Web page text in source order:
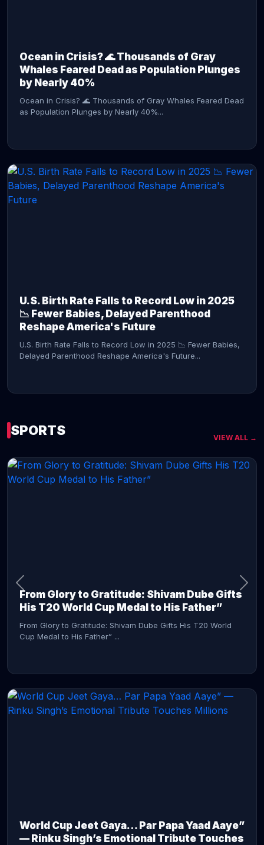
Ocean in Crisis? 🌊 Thousands of Gray
Whales Feared Dead as Population Plunges
by Nearly 40%
Ocean in Crisis? 🌊 Thousands of Gray Whales Feared Dead
as Population Plunges by Nearly 40%...
U.S. Birth Rate Falls to Record Low in 2025
📉 Fewer Babies, Delayed Parenthood
Reshape America's Future
U.S. Birth Rate Falls to Record Low in 2025 📉 Fewer Babies,
Delayed Parenthood Reshape America's Future...
SPORTS VIEW ALL →
From Glory to Gratitude: Shivam Dube Gifts
His T20 World Cup Medal to His Father”
From Glory to Gratitude: Shivam Dube Gifts His T20 World
Cup Medal to His Father” ...
World Cup Jeet Gaya… Par Papa Yaad Aaye”
— Rinku Singh’s Emotional Tribute Touches